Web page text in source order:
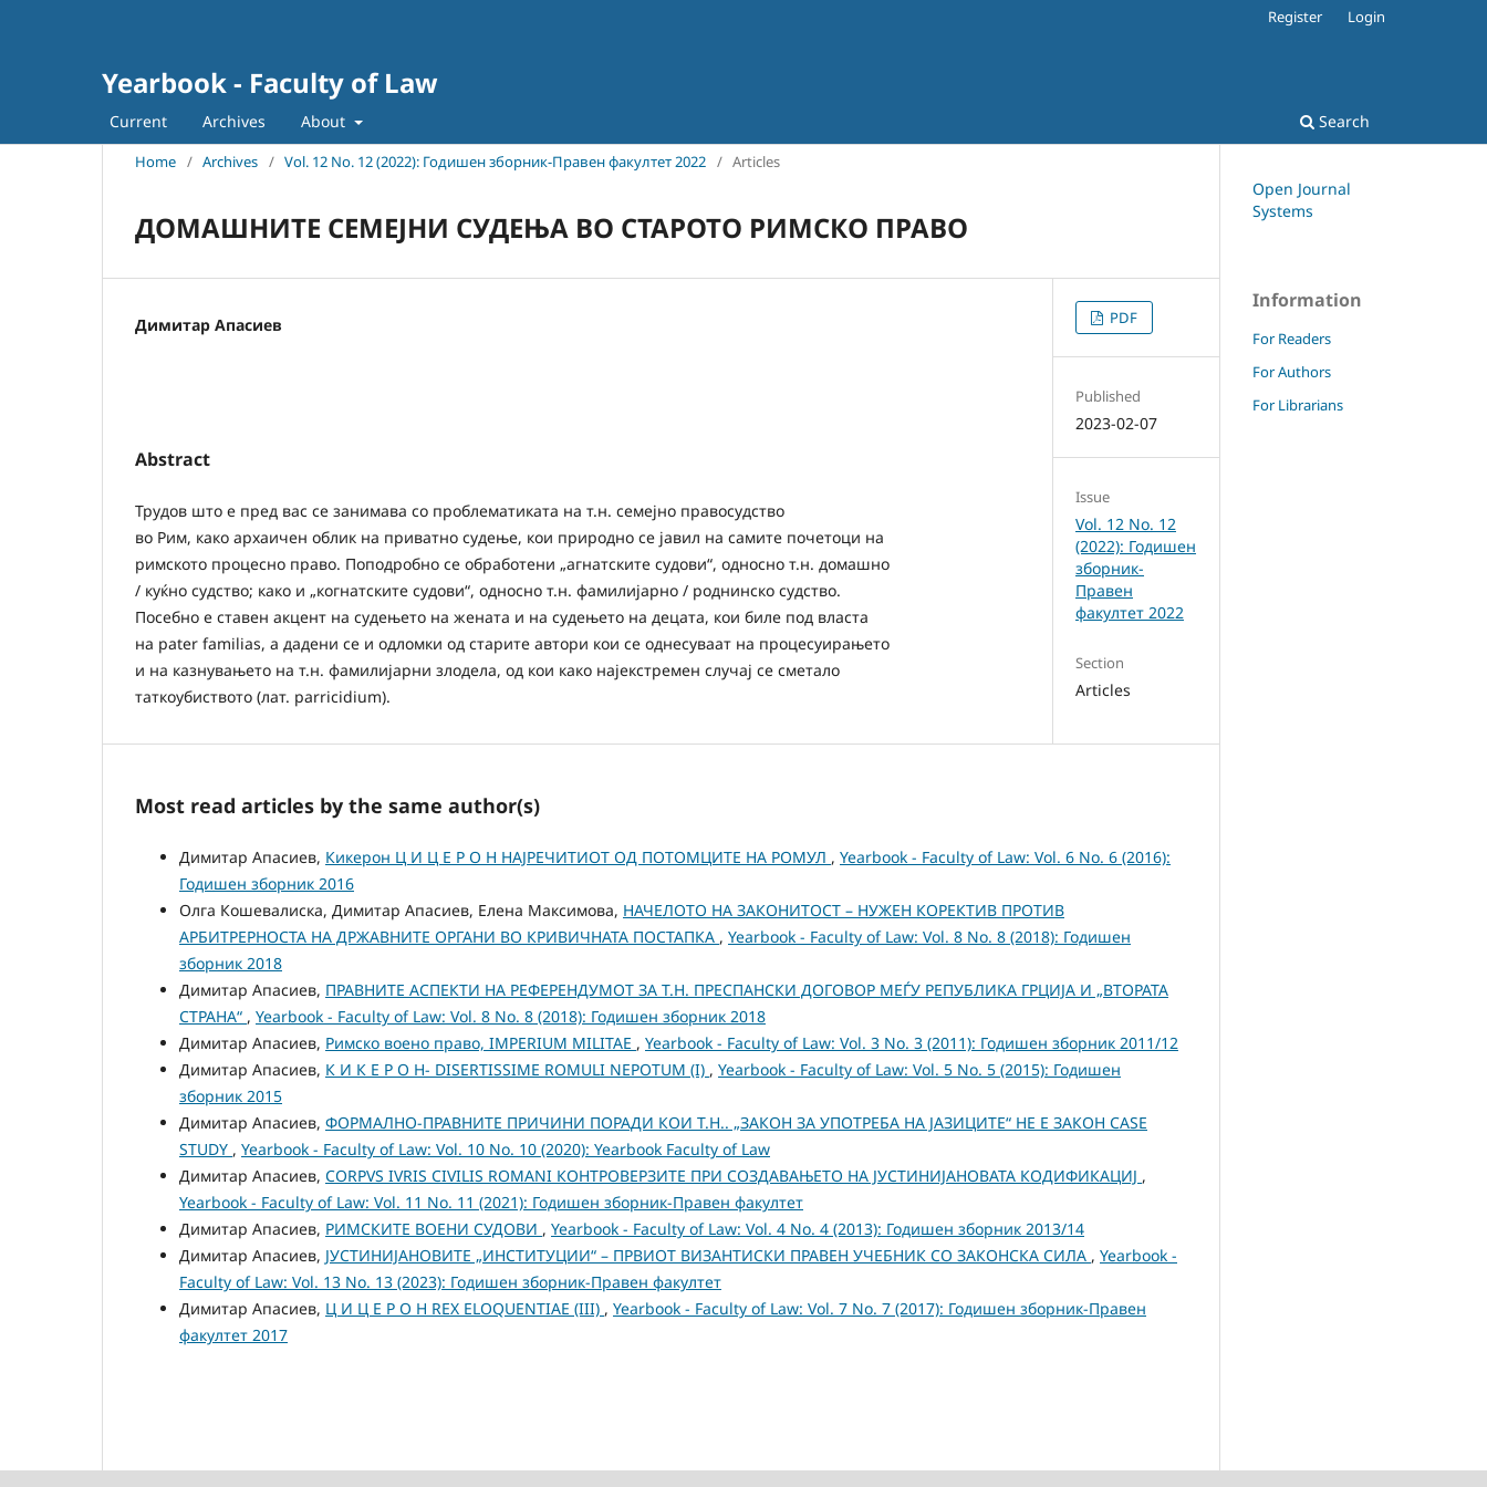
Yearbook - Faculty of Law
Current Archives About Search
Register Login
Home / Archives / Vol. 12 No. 12 (2022): Годишен зборник-Правен факултет 2022 / Articles
ДОМАШНИТЕ СЕМЕЈНИ СУДЕЊА ВО СТАРОТО РИМСКО ПРАВО
Димитар Апасиев
Abstract
Трудов што е пред вас се занимава со проблематиката на т.н. семејно правосудство
во Рим, како архаичен облик на приватнo судење, кои природно се јавил на самите почетоци на
римското процесно право. Поподробно се обработени „агнатските судови“, односно т.н. домашно
/ куќно судство; како и „когнатските судови“, односно т.н. фамилијарно / роднинско судство.
Посебно е ставен акцент на судењето на жената и на судењето на децата, кои биле под власта
на pater familias, а дадени се и одломки од старите автори кои се однесуваат на процесуирањето
и на казнувањето на т.н. фамилијарни злодела, од кои како најекстремен случај се сметало
таткоубиството (лат. parricidium).
PDF
Published
2023-02-07
Issue
Vol. 12 No. 12
(2022): Годишен
зборник-
Правен
факултет 2022
Section
Articles
Most read articles by the same author(s)
Димитар Апасиев, Кикерон Ц И Ц Е Р О Н НАЈРЕЧИТИОТ ОД ПОТОМЦИТЕ НА РОМУЛ , Yearbook - Faculty of Law: Vol. 6 No. 6 (2016):
Годишен зборник 2016
Олга Кошевалиска, Димитар Апасиев, Елена Максимова, НАЧЕЛОТО НА ЗАКОНИТОСТ – НУЖЕН КОРЕКТИВ ПРОТИВ
АРБИТРЕРНОСТА НА ДРЖАВНИТЕ ОРГАНИ ВО КРИВИЧНАТА ПОСТАПКА , Yearbook - Faculty of Law: Vol. 8 No. 8 (2018): Годишен
зборник 2018
Димитар Апасиев, ПРАВНИТЕ АСПЕКТИ НА РЕФЕРЕНДУМОТ ЗА Т.Н. ПРЕСПАНСКИ ДОГОВОР МЕЃУ РЕПУБЛИКА ГРЦИЈА И „ВТОРАТА
СТРАНА“ , Yearbook - Faculty of Law: Vol. 8 No. 8 (2018): Годишен зборник 2018
Димитар Апасиев, Римско воено право, IMPERIUM MILITAE , Yearbook - Faculty of Law: Vol. 3 No. 3 (2011): Годишен зборник 2011/12
Димитар Апасиев, К И К Е Р О Н- DISERTISSIME ROMULI NEPOTUM (I) , Yearbook - Faculty of Law: Vol. 5 No. 5 (2015): Годишен
зборник 2015
Димитар Апасиев, ФОРМАЛНО-ПРАВНИТЕ ПРИЧИНИ ПОРАДИ КОИ Т.Н.. „ЗАКОН ЗА УПОТРЕБА НА ЈАЗИЦИТЕ“ НЕ Е ЗАКОН CASE
STUDY , Yearbook - Faculty of Law: Vol. 10 No. 10 (2020): Yearbook Faculty of Law
Димитар Апасиев, CORPVS IVRIS CIVILIS ROMANI КОНТРОВЕРЗИТЕ ПРИ СОЗДАВАЊЕТО НА ЈУСТИНИЈАНОВАТА КОДИФИКАЦИЈ ,
Yearbook - Faculty of Law: Vol. 11 No. 11 (2021): Годишен зборник-Правен факултет
Димитар Апасиев, РИМСКИТЕ ВОЕНИ СУДОВИ , Yearbook - Faculty of Law: Vol. 4 No. 4 (2013): Годишен зборник 2013/14
Димитар Апасиев, ЈУСТИНИЈАНОВИТЕ „ИНСТИТУЦИИ“ – ПРВИОТ ВИЗАНТИСКИ ПРАВЕН УЧЕБНИК СО ЗАКОНСКА СИЛА , Yearbook -
Faculty of Law: Vol. 13 No. 13 (2023): Годишен зборник-Правен факултет
Димитар Апасиев, Ц И Ц Е Р О Н REX ELOQUENTIAE (III) , Yearbook - Faculty of Law: Vol. 7 No. 7 (2017): Годишен зборник-Правен
факултет 2017
Open Journal
Systems
Information
For Readers
For Authors
For Librarians